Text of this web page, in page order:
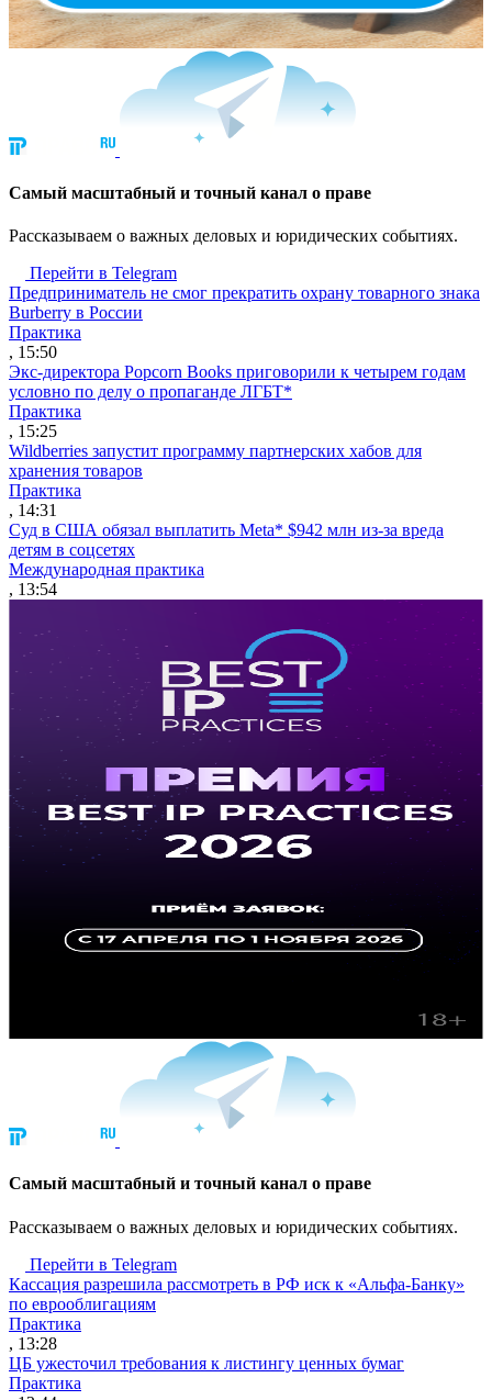
Cамый масштабный и точный канал о праве
Рассказываем о важных деловых и юридических событиях.
Перейти в Telegram
Предприниматель не смог прекратить охрану товарного знака
Burberry в России
Практика
, 15:50
Экс-директора Popcorn Books приговорили к четырем годам
условно по делу о пропаганде ЛГБТ*
Практика
, 15:25
Wildberries запустит программу партнерских хабов для
хранения товаров
Практика
, 14:31
Суд в США обязал выплатить Meta* $942 млн из-за вреда
детям в соцсетях
Международная практика
, 13:54
Cамый масштабный и точный канал о праве
Рассказываем о важных деловых и юридических событиях.
Перейти в Telegram
Кассация разрешила рассмотреть в РФ иск к «Альфа-Банку»
по еврооблигациям
Практика
, 13:28
ЦБ ужесточил требования к листингу ценных бумаг
Практика